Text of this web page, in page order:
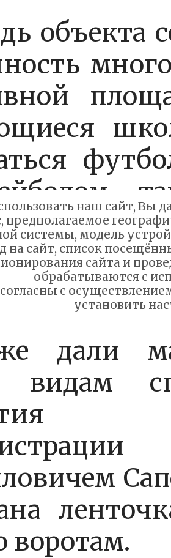
объекта
резиновое
юные
дали
видам
воротам.
наш сайт, Вы
предполагаемое
системы, модель
на сайт, список
сайта и
обрабатываются с
с
установить